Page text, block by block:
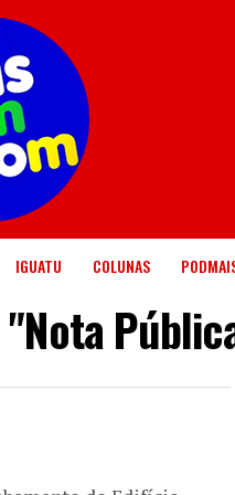
IGUATU COLUNAS